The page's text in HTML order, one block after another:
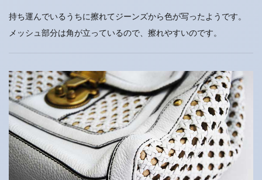
持ち運んでいるうちに擦れてジーンズから色が写ったようです。
メッシュ部分は角が立っているので、擦れやすいのです。